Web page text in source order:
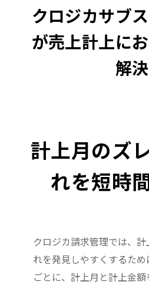
クロジカサブ
が売上計上に
解決
計上月のズ
れを短時
クロジカ請求管理では、
れを発見しやすくするた
ごとに、計上月と計上金